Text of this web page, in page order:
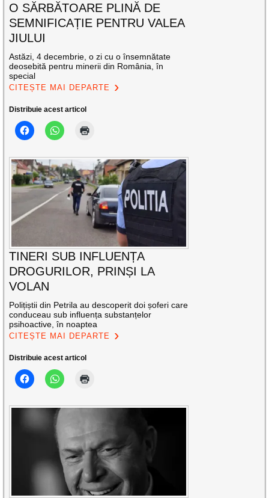
O SĂRBĂTOARE PLINĂ DE
SEMNIFICAȚIE PENTRU VALEA
JIULUI
Astăzi, 4 decembrie, o zi cu o însemnătate
deosebită pentru minerii din România, în
special
CITEȘTE MAI DEPARTE
Distribuie acest articol
TINERI SUB INFLUENȚA
DROGURILOR, PRINȘI LA
VOLAN
Polițiștii din Petrila au descoperit doi șoferi care
conduceau sub influența substanțelor
psihoactive, în noaptea
CITEȘTE MAI DEPARTE
Distribuie acest articol